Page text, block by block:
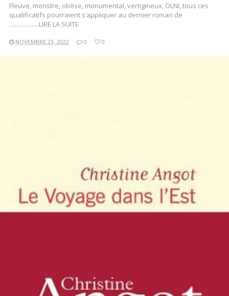
Fleuve, monstre, obèse, monumental, vertigineux, OLNI, tous ces
qualificatifs pourraient s’appliquer au dernier roman de
…………….LIRE LA SUITE
NOVEMBRE 23, 2022 0 0